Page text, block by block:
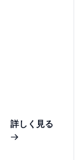
詳しく見る
→